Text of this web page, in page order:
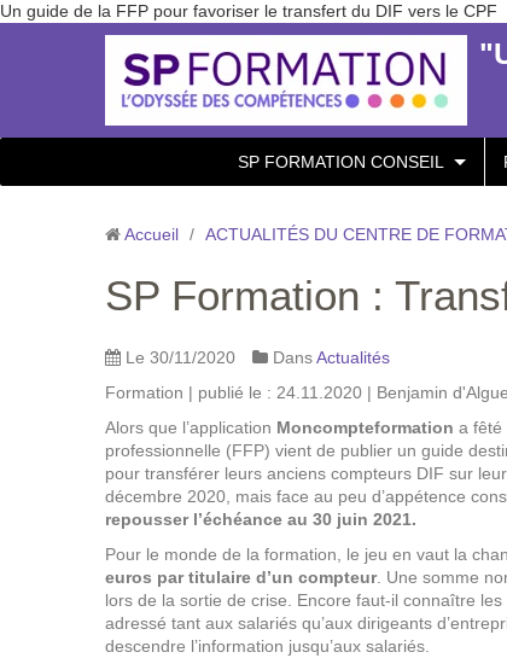
Un guide de la FFP pour favoriser le transfert du DIF vers le CPF
SP FORMATION CONSEIL
Accueil / ACTUALITÉS DU CENTRE DE
SP Formation :
Le 30/11/2020 DansActualités
Formation | publié le : 24.11.2020 | Benjamin
Alors que l’application Moncompteformation a fêté
professionnelle (FFP) vient de publier un guide
pour transférer leurs anciens compteurs DIF sur
décembre 2020, mais face au peu d’appétence
repousser l’échéance au 30 juin 2021.
Pour le monde de la formation, le jeu en vaut la
euros par titulaire d’un compteur. Une somme
lors de la sortie de crise. Encore faut-il connaître
adressé tant aux salariés qu’aux dirigeants
descendre l’information jusqu’aux salariés.